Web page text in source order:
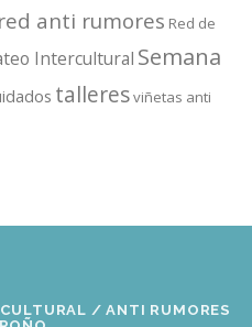
red anti rumores Red de
Intercultural Semana
talleresviñetas anti
/ ANTI RUMORES